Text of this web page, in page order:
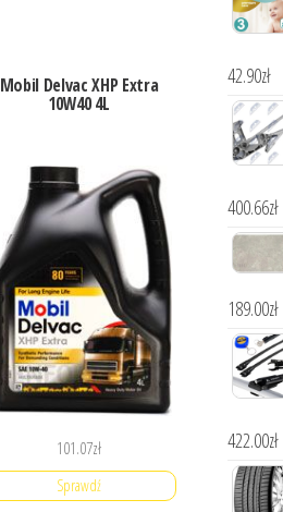
Mobil Delvac XHP Extra
10W40 4L
101.07zł
Sprawdź
42.90zł
400.66zł
189.00zł
422.00zł